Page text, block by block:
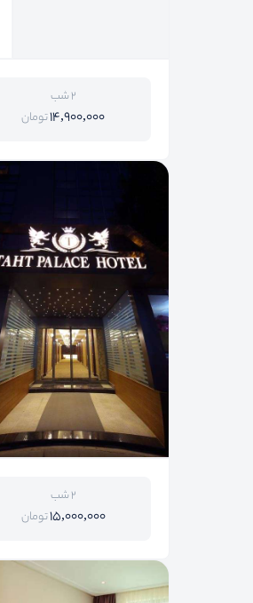
2 شب
14,900,000تومان
2 شب
15,000,000تومان